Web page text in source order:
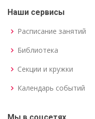
Наши сервисы
Расписание занятий
Библиотека
Секции и кружки
Календарь событий
Мы в соцсетях